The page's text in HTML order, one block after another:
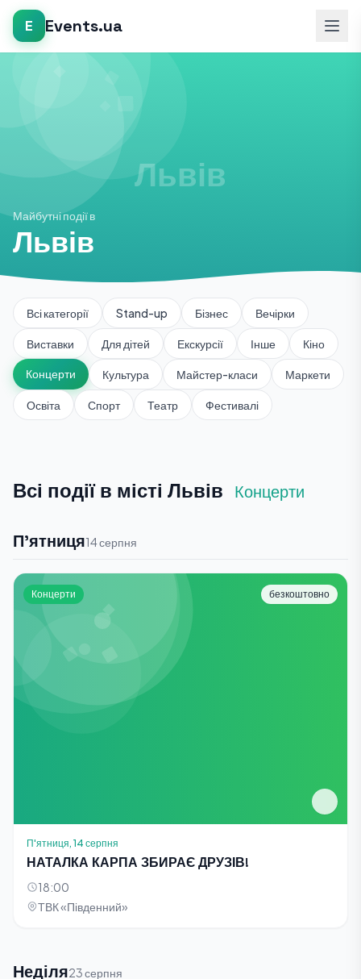
E Events.ua
Майбутні події в
Львів
Всі категорії Stand-up Бізнес Вечірки
Виставки Для дітей Екскурсії Інше Кіно
Концерти Культура Майстер-класи Маркети
Освіта Спорт Театр Фестивалі
Всі події в місті Львів Концерти
П'ятниця14 серпня
Концерти безкоштовно
П'ятниця, 14 серпня
НАТАЛКА КАРПА ЗБИРАЄ ДРУЗІВ!
18:00
ТВК «Південний»
Неділя23 серпня